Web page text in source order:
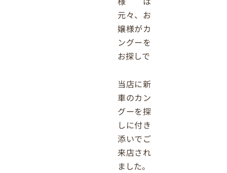
元々、お
嬢様がカ
ングーを
お探しで
当店に新
車のカン
グーを探
しに付き
添いでご
来店され
ました。